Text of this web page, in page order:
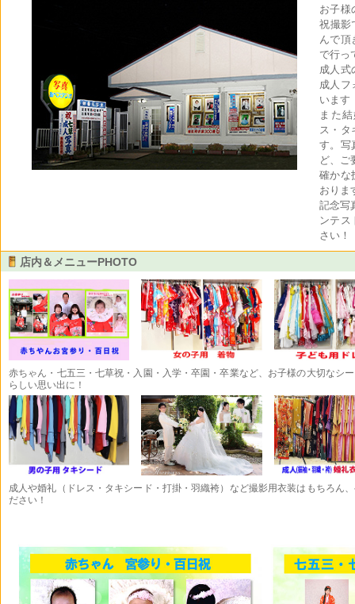
お子様
祝撮影
んで頂
で行っ
成人式
成人フ
います
また
ス・タ
す。写
ど、ご
確かな
おりま
記念写
ンテス
さい！
店内＆メニューPHOTO
赤ちゃん・七五三・七草祝・入園・入学・卒園・卒業など、お子様の大切なシ
らしい思い出に！
成人や婚礼（ドレス・タキシード・打掛・羽織袴）など撮影用衣装はもちろん
ださい！